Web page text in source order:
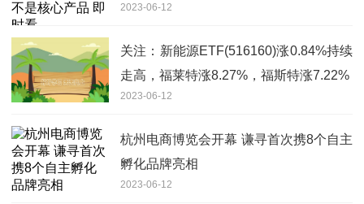
2023-06-12
关注：新能源ETF(516160)涨0.84%持续
走高，福莱特涨8.27%，福斯特涨7.22%
2023-06-12
杭州电商博览会开幕 谦寻首次携8个自主
孵化品牌亮相
2023-06-12